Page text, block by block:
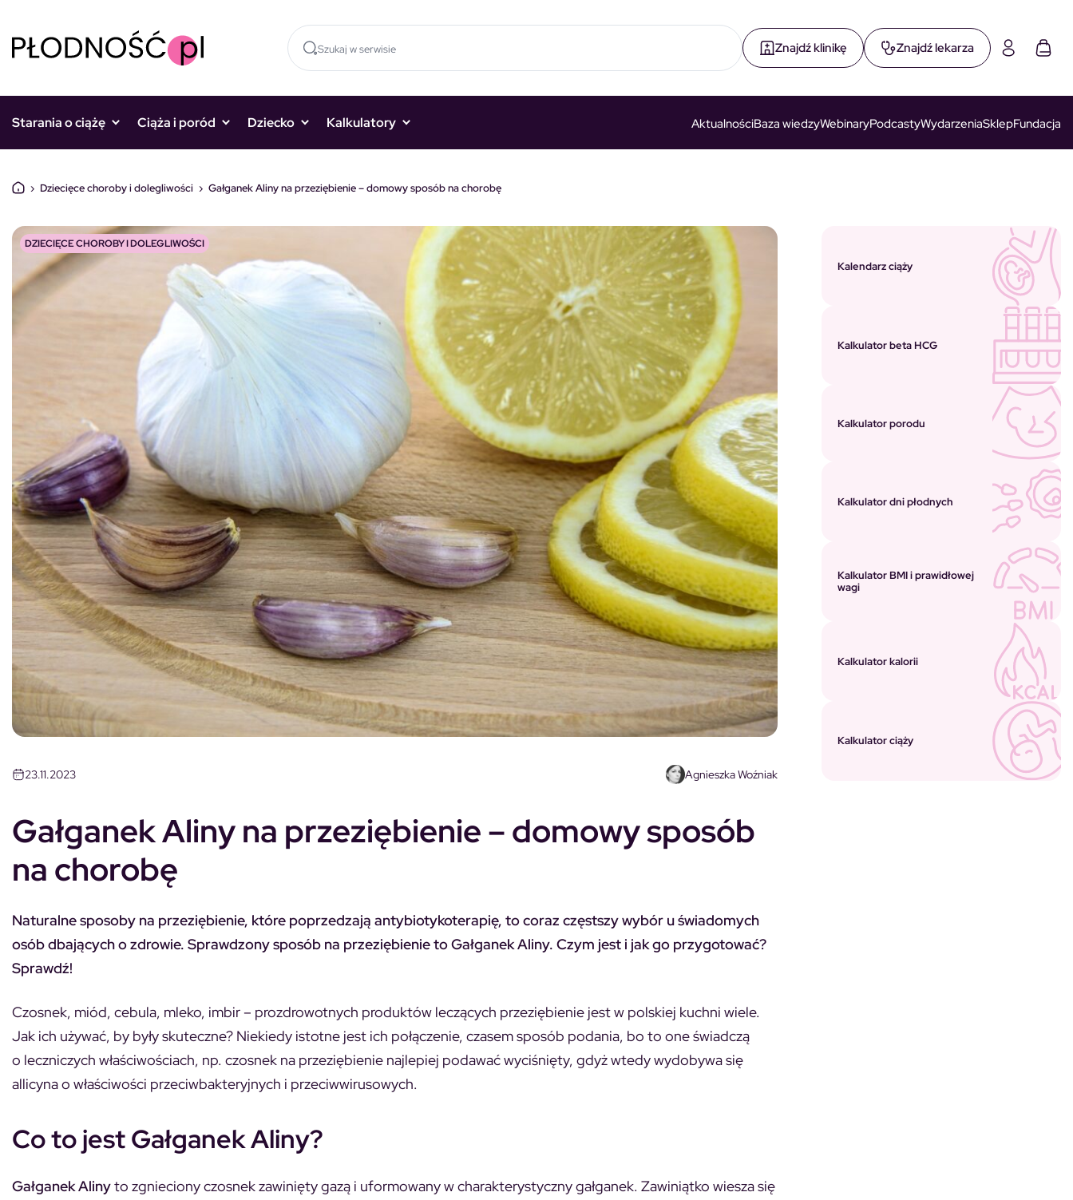
Znajdź klinikę Znajdź lekarza
Starania o ciążę Ciąża i poród Dziecko Kalkulatory AktualnościBaza wiedzyWebinaryPodcastyWydarzeniaSklepFundacja
› Dziecięce choroby i dolegliwości › Gałganek Aliny na przeziębienie – domowy sposób na chorobę
DZIECIĘCE CHOROBY I DOLEGLIWOŚCI
23.11.2023 Agnieszka Woźniak
Gałganek Aliny na przeziębienie – domowy sposób
na chorobę
Naturalne sposoby na przeziębienie, które poprzedzają antybiotykoterapię, to coraz częstszy wybór u świadomych
osób dbających o zdrowie. Sprawdzony sposób na przeziębienie to Gałganek Aliny. Czym jest i jak go przygotować?
Sprawdź!
Czosnek, miód, cebula, mleko, imbir – prozdrowotnych produktów leczących przeziębienie jest w polskiej kuchni wiele.
Jak ich używać, by były skuteczne? Niekiedy istotne jest ich połączenie, czasem sposób podania, bo to one świadczą
o leczniczych właściwościach, np. czosnek na przeziębienie najlepiej podawać wyciśnięty, gdyż wtedy wydobywa się
allicyna o właściwości przeciwbakteryjnych i przeciwwirusowych.
Co to jest Gałganek Aliny?
Gałganek Alinyto zgnieciony czosnek zawinięty gazą i uformowany w charakterystyczny gałganek. Zawiniątko wiesza się
Kalendarz ciąży
Kalkulator beta HCG
Kalkulator porodu
Kalkulator dni płodnych
Kalkulator BMI i prawidłowej
wagi
Kalkulator kalorii
Kalkulator ciąży